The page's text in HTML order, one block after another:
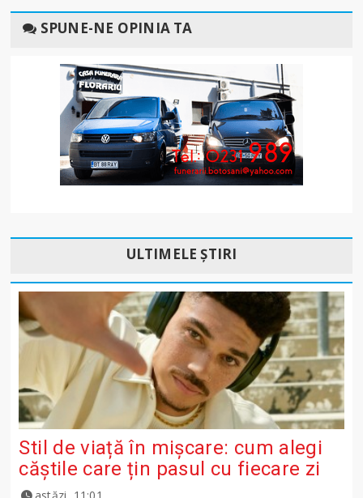
SPUNE-NE OPINIA TA
ULTIMELE ȘTIRI
Stil de viață în mișcare: cum alegi
căștile care țin pasul cu fiecare zi
astăzi, 11:01